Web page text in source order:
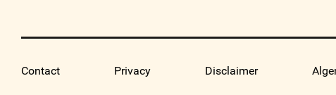
Contact Privacy Disclaimer